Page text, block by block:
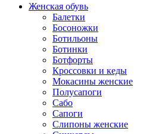
Женская обувь
Балетки
Босоножки
Ботильоны
Ботинки
Ботфорты
Кроссовки и кеды
Мокасины женские
Полусапоги
Сабо
Сапоги
Слипоны женские